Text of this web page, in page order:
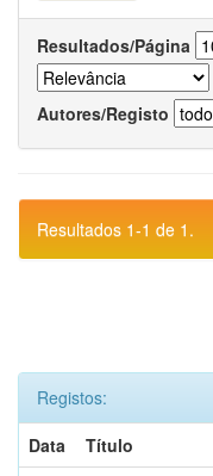
Resultados/Página
Autores/Registo
Resultados 1-1 de 1.
Registos:
Data
Título